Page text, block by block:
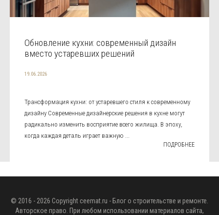
Обновление кухни: современный дизайн
вместо устаревших решений
19.06.2026
Трансформация кухни: от устаревшего стиля к современному
дизайну Современные дизайнерские решения в кухне могут
радикально изменить восприятие всего жилища. В эпоху,
когда каждая деталь играет важную ...
ПОДРОБНЕЕ
© 2016 - 2026 Copyright ceemat.ru - Блог о строительстве и ремонте.
Авторское право. При любом использовании материалов сайта,